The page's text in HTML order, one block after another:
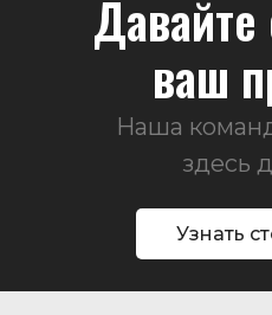
ваш
Наша
здесь
Узнать